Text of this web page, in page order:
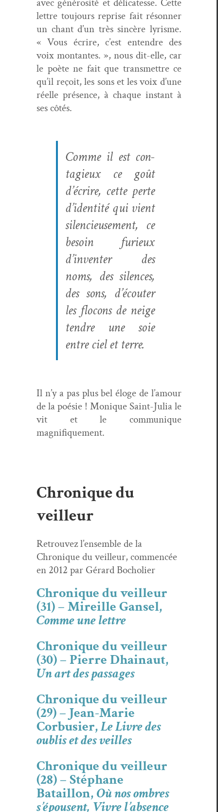
avec générosité et déli­catesse. Cette
let­tre tou­jours reprise fait réson­ner
un chant d’un très sincère lyrisme.
« Vous écrire, c’est enten­dre des
voix mon­tantes. », nous dit-elle, car
le poète ne fait que trans­met­tre ce
qu’il reçoit, les sons et les voix d’une
réelle présence, à chaque instant à
ses côtés.
Comme il est con­
tagieux ce goût
d’écrire, cette perte
d’identité qui vient
silen­cieuse­ment, ce
besoin furieux
d’inventer des
noms, des silences,
des sons, d’écouter
les flo­cons de neige
ten­dre une soie
entre ciel et terre.
Il n’y a pas plus bel éloge de l’amour
de la poésie ! Monique Saint-Julia le
vit et le com­mu­nique
magnifiquement.
Chronique du
veilleur
Retrou­vez l’ensem­ble de la
Chronique du veilleur, com­mencée
en 2012 par Gérard Bocholier
Chronique du veilleur
(31) – Mireille Gansel,
Comme une lettre
Chronique du veilleur
(30) – Pierre Dhainaut,
Un art des passages
Chronique du veilleur
(29) – Jean-Marie
Corbusier,Le Livre des
oublis et des veilles
Chronique du veilleur
(28) – Stéphane
Bataillon,Où nos ombres
s’épousent, Vivre l’absence